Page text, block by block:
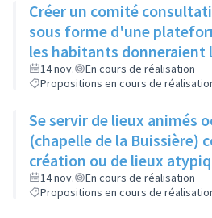
Créer un comité
sous forme d'une
les habitants donneraient
manifesteraient sur leur
participer à tel ou tel
acteurs culturels
produisent
14 nov.
En cours de réalisation
Propositions en cours de
Se servir de lieux animés
(chapelle de la Buissière)
création ou de lieux
Semailles) comme lieux
photos ou oeuvres
14 nov.
En cours de réalisation
Propositions en cours de